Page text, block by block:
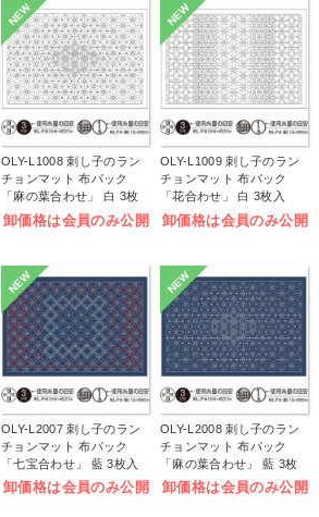
NEW
OLY-L1008 刺し子のラン
チョンマット 布パック
「麻の葉合わせ」 白 3枚
入 (袋)
卸価格は会員のみ公開
NEW
OLY-L1009 刺し子のラン
チョンマット 布パック
「花合わせ」 白 3枚入
(袋)
卸価格は会員のみ公開
NEW
OLY-L2007 刺し子のラン
チョンマット 布パック
「七宝合わせ」 藍 3枚入
(袋)
卸価格は会員のみ公開
NEW
OLY-L2008 刺し子のラン
チョンマット 布パック
「麻の葉合わせ」 藍 3枚
入 (袋)
卸価格は会員のみ公開